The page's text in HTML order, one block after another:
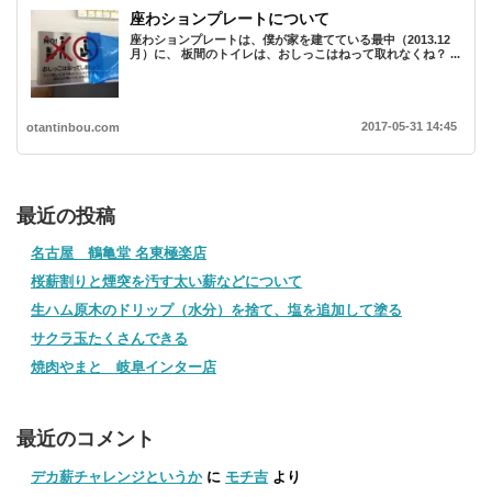
座わションプレートについて
座わションプレートは、僕が家を建てている最中（2013.12
月）に、 板間のトイレは、おしっこはねって取れなくね？ ...
otantinbou.com 2017-05-31 14:45
最近の投稿
名古屋 鶴亀堂 名東極楽店
桜薪割りと煙突を汚す太い薪などについて
生ハム原木のドリップ（水分）を捨て、塩を追加して塗る
サクラ玉たくさんできる
焼肉やまと 岐阜インター店
最近のコメント
デカ薪チャレンジというかに モチ吉 より